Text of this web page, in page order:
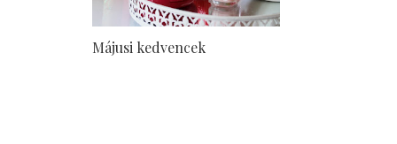
Májusi kedvencek